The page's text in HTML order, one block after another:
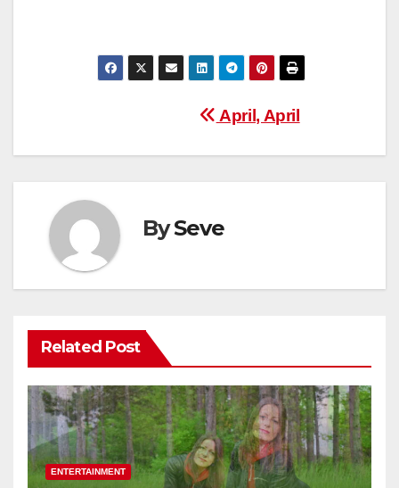
navigation
April, April
BySeve
Related Post
ENTERTAINMENT